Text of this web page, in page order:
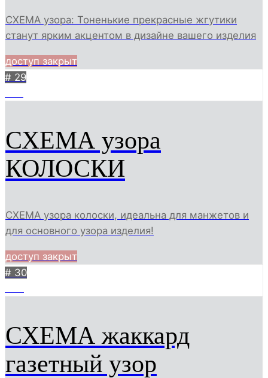
СХЕМА узора: Тоненькие прекрасные жгутики
станут ярким акцентом в дизайне вашего изделия
доступ закрыт
# 29
СХЕМА узора
КОЛОСКИ
СХЕМА узора колоски, идеальна для манжетов и
для основного узора изделия!
доступ закрыт
# 30
СХЕМА жаккард
газетный узор